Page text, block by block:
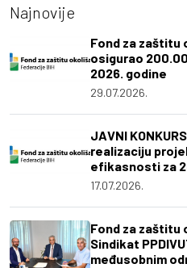
Najnovije
Fond za zaštitu
osigurao
2026. godine
29.07.2026.
JAVNI
realizaciju
efikasnosti za
17.07.2026.
Fond za zaštitu
Sindikat
međusobnim